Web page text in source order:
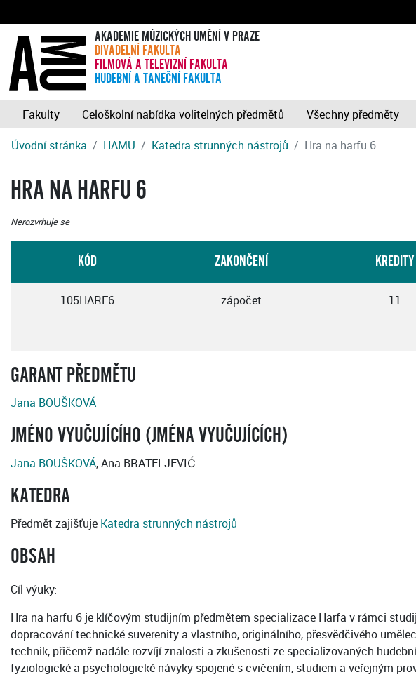
AKADEMIE MÚZICKÝCH UMĚNÍ V PRAZE
DIVADELNÍ FAKULTA
FILMOVÁ A TELEVIZNÍ FAKULTA
HUDEBNÍ A TANEČNÍ FAKULTA
Fakulty Celoškolní nabídka volitelných předmětů Všechny předměty
Úvodní stránka
HAMU Katedra strunných nástrojů Hra na harfu 6
HRA NA HARFU 6
Nerozvrhuje se
KÓD ZAKONČENÍ KREDITY
105HARF6 zápočet 11
GARANT PŘEDMĚTU
Jana BOUŠKOVÁ
JMÉNO VYUČUJÍCÍHO (JMÉNA VYUČUJÍCÍCH)
Jana BOUŠKOVÁ, Ana BRATELJEVIĆ
KATEDRA
Předmět zajišťuje Katedra strunných nástrojů
OBSAH
Cíl výuky:
Hra na harfu 6 je klíčovým studijním předmětem specializace Harfa v rámci
dopracování technické suverenity a vlastního, originálního, přesvědčivého
technik, přičemž nadále rozvíjí znalosti a zkušenosti ze specializovaných
fyziologické a psychologické návyky spojené s cvičením, studiem a veřejným